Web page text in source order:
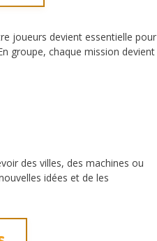
joueurs devient essentielle pour
groupe, chaque mission devient
des villes, des machines ou
idées et de les